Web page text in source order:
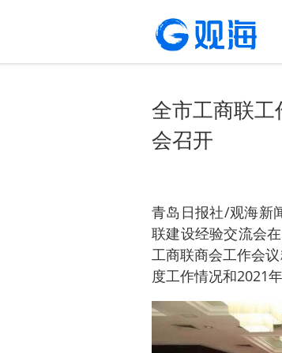
全市工商联工
会召开
青岛日报社/观海新
联建设经验交流会
工商联商会工作会
度工作情况和2021年